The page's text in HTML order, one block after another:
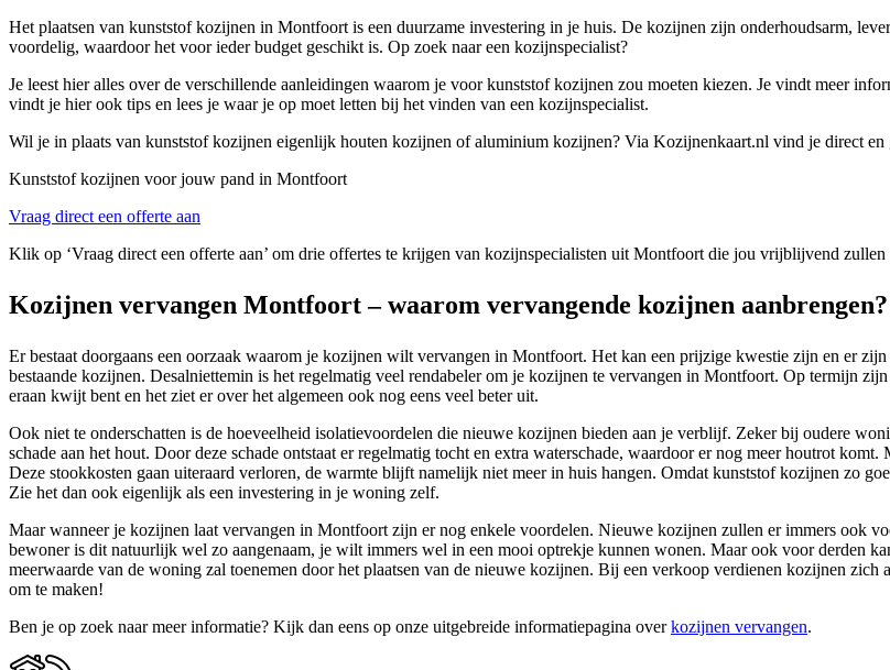
Het plaatsen van kunststof kozijnen in Montfoort is een duurzame investering in je huis. De kozijnen zijn onderhoudsarm,
voordelig, waardoor het voor ieder budget geschikt is. Op zoek naar een kozijnspecialist?
Je leest hier alles over de verschillende aanleidingen waarom je voor kunststof kozijnen zou moeten kiezen. Je vindt meer
vindt je hier ook tips en lees je waar je op moet letten bij het vinden van een kozijnspecialist.
Wil je in plaats van kunststof kozijnen eigenlijk houten kozijnen of aluminium kozijnen? Via Kozijnenkaart.nl vind je direct en
Kunststof kozijnen voor jouw pand in Montfoort
Vraag direct een offerte aan
Klik op ‘Vraag direct een offerte aan’ om drie offertes te krijgen van kozijnspecialisten uit Montfoort die jou vrijblijvend
Kozijnen vervangen Montfoort – waarom vervangende kozijnen aanbrengen?
Er bestaat doorgaans een oorzaak waarom je kozijnen wilt vervangen in Montfoort. Het kan een prijzige kwestie zijn en er
bestaande kozijnen. Desalniettemin is het regelmatig veel rendabeler om je kozijnen te vervangen in Montfoort. Op termijn
eraan kwijt bent en het ziet er over het algemeen ook nog eens veel beter uit.
Ook niet te onderschatten is de hoeveelheid isolatievoordelen die nieuwe kozijnen bieden aan je verblijf. Zeker bij oudere
schade aan het hout. Door deze schade ontstaat er regelmatig tocht en extra waterschade, waardoor er nog meer houtrot
Deze stookkosten gaan uiteraard verloren, de warmte blijft namelijk niet meer in huis hangen. Omdat kunststof kozijnen zo
Zie het dan ook eigenlijk als een investering in je woning zelf.
Maar wanneer je kozijnen laat vervangen in Montfoort zijn er nog enkele voordelen. Nieuwe kozijnen zullen er immers ook
bewoner is dit natuurlijk wel zo aangenaam, je wilt immers wel in een mooi optrekje kunnen wonen. Maar ook voor derden
meerwaarde van de woning zal toenemen door het plaatsen van de nieuwe kozijnen. Bij een verkoop verdienen kozijnen
om te maken!
Ben je op zoek naar meer informatie? Kijk dan eens op onze uitgebreide informatiepagina overkozijnen vervangen.